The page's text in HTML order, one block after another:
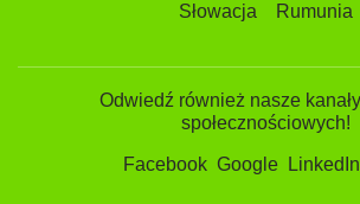
Słowacja
Rumunia
Odwiedź również nasze
społecznościowych!
Facebook Google LinkedIn